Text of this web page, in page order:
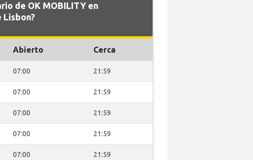
de OK MOBILITY en
Abierto Cerca
07:00 21:59
07:00 21:59
07:00 21:59
07:00 21:59
07:00 21:59